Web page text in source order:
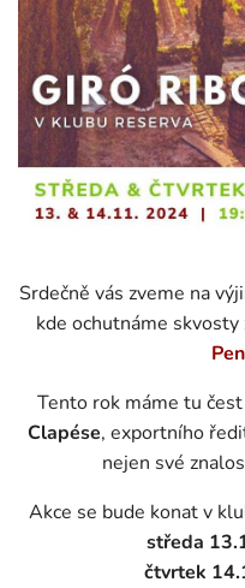
Srdečně vás zveme na
kde ochutnáme
Tento rok máme tu
Clapése, exportního
nejen své
Akce se bude konat v
středa
čtvrtek